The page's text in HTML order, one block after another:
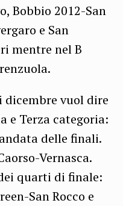
Bobbio 2012-San
e San
mentre nel B
dicembre vuol dire
e Terza categoria:
delle finali.
Vernasca.
quarti di finale:
San Rocco e